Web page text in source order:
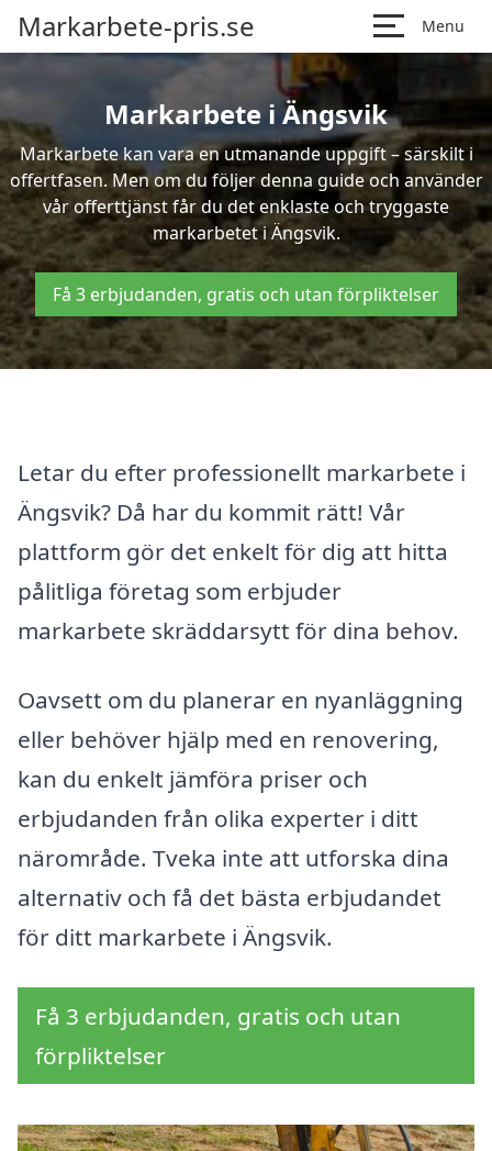
Markarbete-pris.se Menu
Markarbete i Ängsvik
Markarbete kan vara en utmanande uppgift – särskilt i
offertfasen. Men om du följer denna guide och använder
vår offerttjänst får du det enklaste och tryggaste
markarbetet i Ängsvik.
Få 3 erbjudanden, gratis och utan förpliktelser
Letar du efter professionellt markarbete i
Ängsvik? Då har du kommit rätt! Vår
plattform gör det enkelt för dig att hitta
pålitliga företag som erbjuder
markarbete skräddarsytt för dina behov.
Oavsett om du planerar en nyanläggning
eller behöver hjälp med en renovering,
kan du enkelt jämföra priser och
erbjudanden från olika experter i ditt
närområde. Tveka inte att utforska dina
alternativ och få det bästa erbjudandet
för ditt markarbete i Ängsvik.
Få 3 erbjudanden, gratis och utan
förpliktelser